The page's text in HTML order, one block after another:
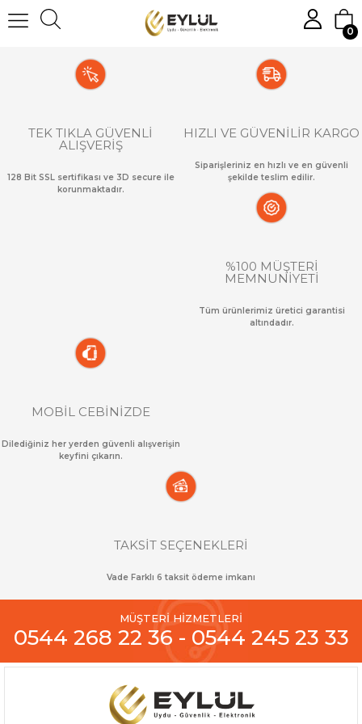
0
TEK TIKLA GÜVENLİ
ALIŞVERİŞ
128 Bit SSL sertifikası ve 3D secure ile
korunmaktadır.
HIZLI VE GÜVENİLİR KARGO
Siparişleriniz en hızlı ve en güvenli
şekilde teslim edilir.
%100 MÜŞTERİ
MEMNUNİYETİ
Tüm ürünlerimiz üretici garantisi
altındadır.
MOBİL CEBİNİZDE
Dilediğiniz her yerden güvenli alışverişin
keyfini çıkarın.
TAKSİT SEÇENEKLERİ
Vade Farklı 6 taksit ödeme imkanı
MÜŞTERİ HİZMETLERİ
0544 268 22 36 - 0544 245 23 33